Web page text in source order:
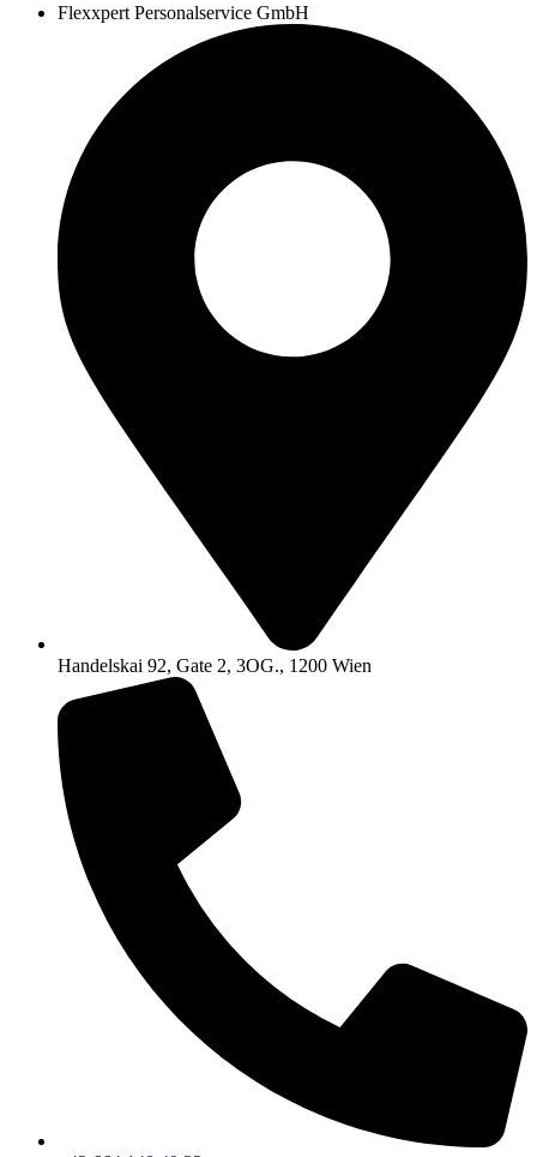
Flexxpert Personalservice GmbH
Handelskai 92, Gate 2, 3OG., 1200 Wien